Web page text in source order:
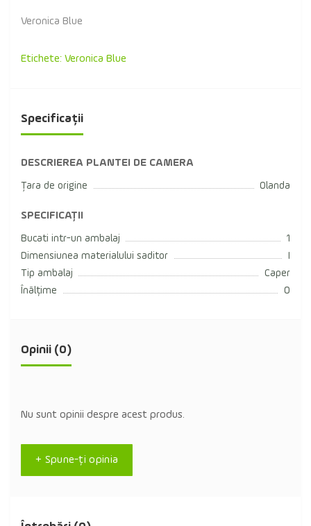
Veronica Blue
Etichete: Veronica Blue
Specificații
DESCRIEREA PLANTEI DE CAMERA
Țara de origine Olanda
SPECIFICAȚII
Bucati intr-un ambalaj
1
Dimensiunea materialului saditor
Tip ambalaj
Caper
Înălțime
0
Opinii (0)
Nu sunt opinii despre acest produs.
+ Spune-ţi opinia